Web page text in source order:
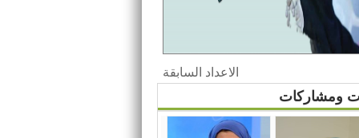
الاعداد السابقة
ومشاركات